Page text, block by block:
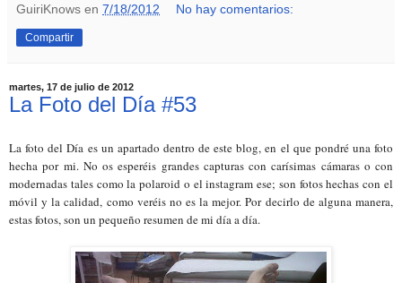
GuiriKnows en 7/18/2012 No hay comentarios:
Compartir
martes, 17 de julio de 2012
La Foto del Día #53
La foto del Día es un apartado dentro de este blog, en el que pondré una foto
hecha por mi. No os esperéis grandes capturas con carísimas cámaras o con
modernadas tales como la polaroid o el instagram ese; son fotos hechas con el
móvil y la calidad, como veréis no es la mejor. Por decirlo de alguna manera,
estas fotos, son un pequeño resumen de mi día a día.